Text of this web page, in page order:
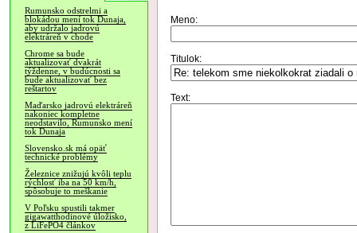
Rumunsko odstrelmi a
blokádou mení tok Dunaja,
aby udržalo jadrovú
elektráreň v chode
Chrome sa bude
aktualizovať dvakrát
týždenne, v budúcnosti sa
bude aktualizovať bez
reštartov
Maďarsko jadrovú elektráreň
nakoniec kompletne
neodstavilo, Rumunsko mení
tok Dunaja
Slovensko.sk má opäť
technické problémy
Železnice znižujú kvôli teplu
rýchlosť iba na 50 km/h,
spôsobuje to meškanie
V Poľsku spustili takmer
gigawatthodinové úložisko,
z LiFePO4 článkov
Meno:
Titulok:
Text: